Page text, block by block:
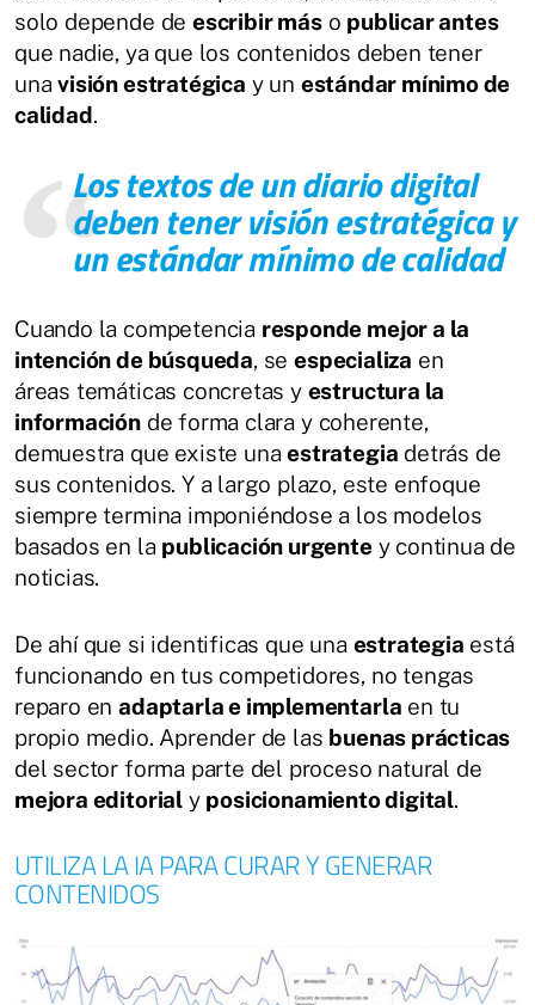
solo depende de escribir máso publicar antes
que nadie, ya que los contenidos deben tener
unavisión estratégica y un estándar mínimo de
calidad.
Los textos de un diario digital
deben tener visión estratégica y
un estándar mínimo de calidad
Cuando la competencia responde mejor a la
intención de búsqueda, seespecializa en
áreas temáticas concretas y estructura la
informaciónde forma clara y coherente,
demuestra que existe unaestrategia detrás de
sus contenidos. Y a largo plazo, este enfoque
siempre termina imponiéndose a los modelos
basados en la publicación urgentey continua de
noticias.
De ahí que si identificas que una estrategia está
funcionando en tus competidores, no tengas
reparo enadaptarla e implementarla en tu
propio medio. Aprender de las buenas prácticas
del sector forma parte del proceso natural de
mejora editorialy posicionamiento digital.
UTILIZA LA IA PARA CURAR Y GENERAR
CONTENIDOS